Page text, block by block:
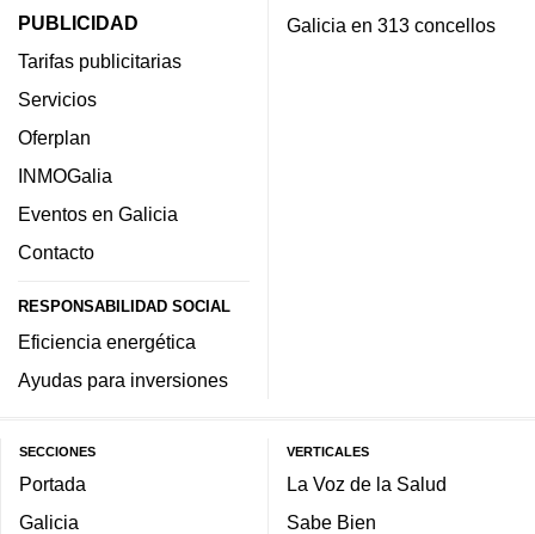
PUBLICIDAD
Tarifas publicitarias
Servicios
Oferplan
INMOGalia
Eventos en Galicia
Contacto
RESPONSABILIDAD SOCIAL
Eficiencia energética
Ayudas para inversiones
Galicia en 313 concellos
SECCIONES
Portada
Galicia
VERTICALES
La Voz de la Salud
Sabe Bien